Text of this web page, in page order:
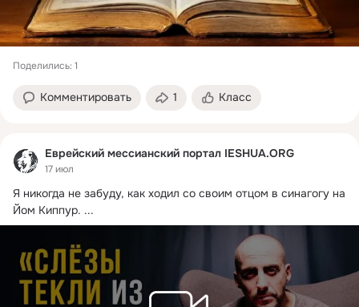
Поделились: 1
Комментировать 1 Класс
Еврейский мессианский портал IESHUA.ORG
17 июл
Я никогда не забуду, как ходил со своим отцом в синагогу на
Йом Киппур. ...